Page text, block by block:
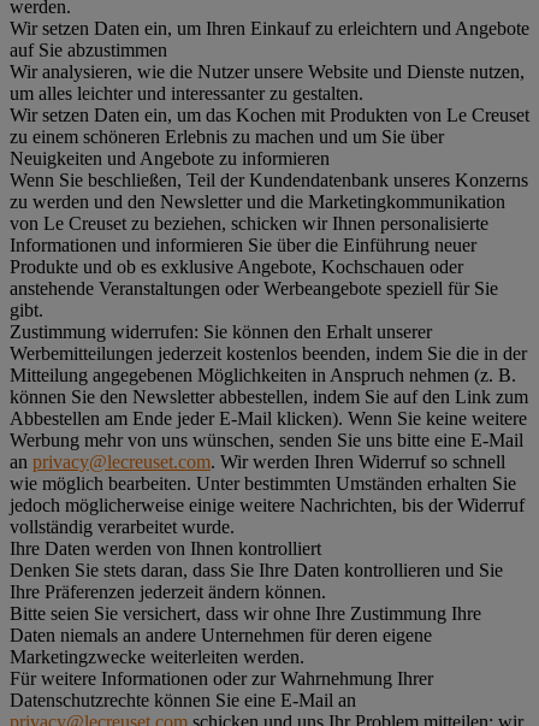
werden.
Wir setzen Daten ein, um Ihren Einkauf zu erleichtern und Angebote
auf Sie abzustimmen
Wir analysieren, wie die Nutzer unsere Website und Dienste nutzen,
um alles leichter und interessanter zu gestalten.
Wir setzen Daten ein, um das Kochen mit Produkten von Le Creuset
zu einem schöneren Erlebnis zu machen und um Sie über
Neuigkeiten und Angebote zu informieren
Wenn Sie beschließen, Teil der Kundendatenbank unseres Konzerns
zu werden und den Newsletter und die Marketingkommunikation
von Le Creuset zu beziehen, schicken wir Ihnen personalisierte
Informationen und informieren Sie über die Einführung neuer
Produkte und ob es exklusive Angebote, Kochschauen oder
anstehende Veranstaltungen oder Werbeangebote speziell für Sie
gibt.
Zustimmung widerrufen: Sie können den Erhalt unserer
Werbemitteilungen jederzeit kostenlos beenden, indem Sie die in der
Mitteilung angegebenen Möglichkeiten in Anspruch nehmen (z. B.
können Sie den Newsletter abbestellen, indem Sie auf den Link zum
Abbestellen am Ende jeder E-Mail klicken). Wenn Sie keine weitere
Werbung mehr von uns wünschen, senden Sie uns bitte eine E-Mail
an privacy@lecreuset.com. Wir werden Ihren Widerruf so schnell
wie möglich bearbeiten. Unter bestimmten Umständen erhalten Sie
jedoch möglicherweise einige weitere Nachrichten, bis der Widerruf
vollständig verarbeitet wurde.
Ihre Daten werden von Ihnen kontrolliert
Denken Sie stets daran, dass Sie Ihre Daten kontrollieren und Sie
Ihre Präferenzen jederzeit ändern können.
Bitte seien Sie versichert, dass wir ohne Ihre Zustimmung Ihre
Daten niemals an andere Unternehmen für deren eigene
Marketingzwecke weiterleiten werden.
Für weitere Informationen oder zur Wahrnehmung Ihrer
Datenschutzrechte können Sie eine E-Mail an
privacy@lecreuset.com schicken und uns Ihr Problem mitteilen; wir